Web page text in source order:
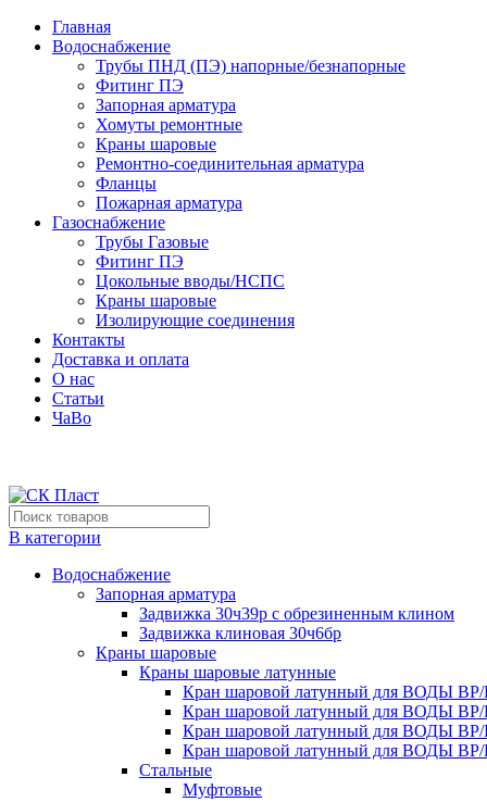
Главная
Водоснабжение
Трубы ПНД (ПЭ) напорные/безнапорные
Фитинг ПЭ
Запорная арматура
Хомуты ремонтные
Краны шаровые
Ремонтно-соединительная арматура
Фланцы
Пожарная арматура
Газоснабжение
Трубы Газовые
Фитинг ПЭ
Цокольные вводы/НСПС
Краны шаровые
Изолирующие соединения
Контакты
Доставка и оплата
О нас
Статьи
ЧаВо
В категории
Водоснабжение
Запорная арматура
Задвижка 30ч39р с обрезиненным клином
Задвижка клиновая 30ч6бр
Краны шаровые
Краны шаровые латунные
Кран шаровой латунный для ВОДЫ
Кран шаровой латунный для ВОДЫ
Кран шаровой латунный для ВОДЫ
Кран шаровой латунный для ВОДЫ
Стальные
Муфтовые